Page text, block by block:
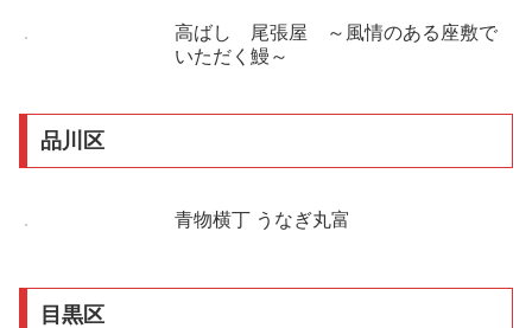
高ばし 尾張屋 ～風情のある座敷で
いただく鰻～
品川区
青物横丁 うなぎ丸富
目黒区